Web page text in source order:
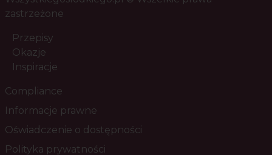
zastrzeżone
Przepisy
Okazje
Inspiracje
Compliance
Informacje prawne
Oświadczenie o dostępności
Polityka prywatności